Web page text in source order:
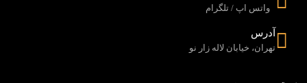
واتس اپ / تلگرام
آدرس
تهران، خیابان لاله زار نو